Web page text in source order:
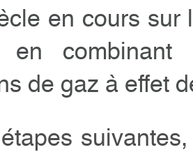
en cours sur
en combinant
de gaz à effet